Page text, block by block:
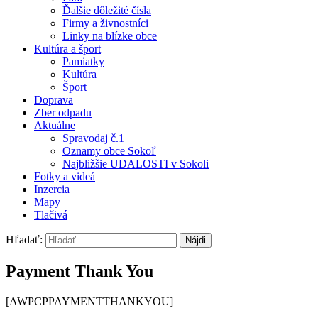
Ďalšie dôležité čísla
Firmy a živnostníci
Linky na blízke obce
Kultúra a šport
Pamiatky
Kultúra
Šport
Doprava
Zber odpadu
Aktuálne
Spravodaj č.1
Oznamy obce Sokoľ
Najbližšie UDALOSTI v Sokoli
Fotky a videá
Inzercia
Mapy
Tlačivá
Hľadať:
Payment Thank You
[AWPCPPAYMENTTHANKYOU]